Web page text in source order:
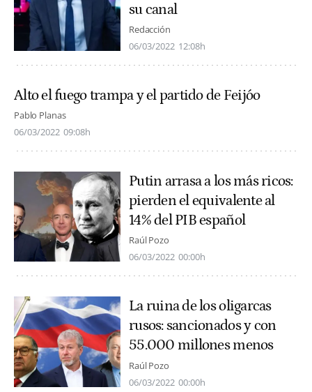
su canal
Redacción
06/03/2022 12:08h
Alto el fuego trampa y el partido de Feijóo
Pablo Planas
06/03/2022 09:08h
Putin arrasa a los más ricos:
pierden el equivalente al
14% del PIB español
Raúl Pozo
06/03/2022 00:00h
La ruina de los oligarcas
rusos: sancionados y con
55.000 millones menos
Raúl Pozo
06/03/2022 00:00h